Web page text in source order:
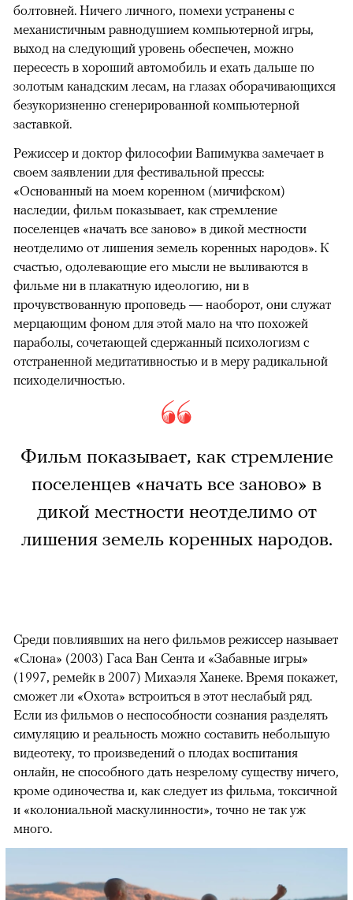
болтовней. Ничего личного, помехи устранены с
механистичным равнодушием компьютерной игры,
выход на следующий уровень обеспечен, можно
пересесть в хороший автомобиль и ехать дальше по
золотым канадским лесам, на глазах оборачивающихся
безукоризненно сгенерированной компьютерной
заставкой.
Режиссер и доктор философии Вапимуква замечает в
своем заявлении для фестивальной прессы:
«Основанный на моем коренном (мичифском)
наследии, фильм показывает, как стремление
поселенцев «начать все заново» в дикой местности
неотделимо от лишения земель коренных народов». К
счастью, одолевающие его мысли не выливаются в
фильме ни в плакатную идеологию, ни в
прочувствованную проповедь — наоборот, они служат
мерцающим фоном для этой мало на что похожей
параболы, сочетающей сдержанный психологизм с
отстраненной медитативностью и в меру радикальной
психоделичностью.
Фильм показывает, как стремление
поселенцев «начать все заново» в
дикой местности неотделимо от
лишения земель коренных народов.
Среди повлиявших на него фильмов режиссер называет
«Слона» (2003) Гаса Ван Сента и «Забавные игры»
(1997, ремейк в 2007) Михаэля Ханеке. Время покажет,
сможет ли «Охота» встроиться в этот неслабый ряд.
Если из фильмов о неспособности сознания разделять
симуляцию и реальность можно составить небольшую
видеотеку, то произведений о плодах воспитания
онлайн, не способного дать незрелому существу ничего,
кроме одиночества и, как следует из фильма, токсичной
и «колониальной маскулинности», точно не так уж
много.